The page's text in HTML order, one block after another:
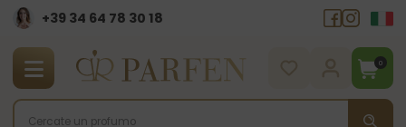
+39 34 64 78 30 18
0